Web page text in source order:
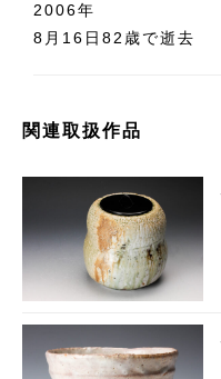
2006年
8月16日82歳で逝去
関連取扱作品